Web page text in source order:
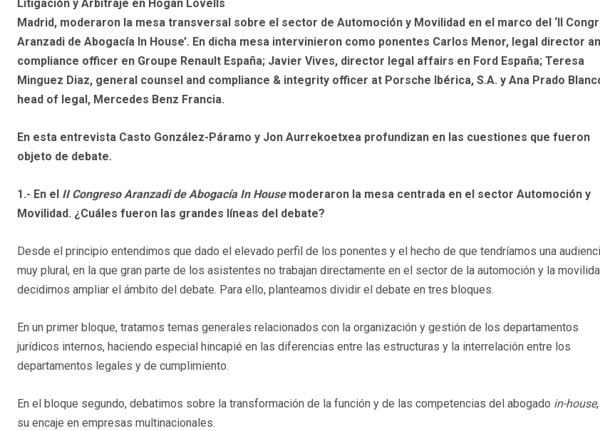
Litigación y Arbitraje en Hogan Lovells
Madrid, moderaron la mesa transversal sobre el sector de Automoción y Movilidad en el marco del ‘II
Aranzadi de Abogacía In House’. En dicha mesa intervinieron como ponentes Carlos Menor, legal director
compliance officer en Groupe Renault España; Javier Vives, director legal affairs en Ford España; Teresa
Minguez Diaz, general counsel and compliance & integrity officer at Porsche Ibérica, S.A. y Ana Prado
head of legal, Mercedes Benz Francia.
En esta entrevista Casto González-Páramo y Jon Aurrekoetxea profundizan en las cuestiones que fueron
objeto de debate.
1.- En el II Congreso Aranzadi de Abogacía In Housemoderaron la mesa centrada en el sector Automoción y
Movilidad. ¿Cuáles fueron las grandes líneas del debate?
Desde el principio entendimos que dado el elevado perfil de los ponentes y el hecho de que tendríamos una
muy plural, en la que gran parte de los asistentes no trabajan directamente en el sector de la automoción y la
decidimos ampliar el ámbito del debate. Para ello, planteamos dividir el debate en tres bloques.
En un primer bloque, tratamos temas generales relacionados con la organización y gestión de los departamentos
jurídicos internos, haciendo especial hincapié en las diferencias entre las estructuras y la interrelación entre los
departamentos legales y de cumplimiento.
En el bloque segundo, debatimos sobre la transformación de la función y de las competencias del abogado in-house
su encaje en empresas multinacionales.